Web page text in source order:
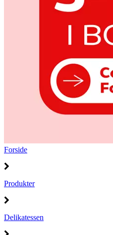
Forside
Produkter
Delikatessen